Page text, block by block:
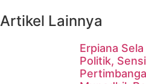
Artikel Lainnya
Erpiana
Politik,